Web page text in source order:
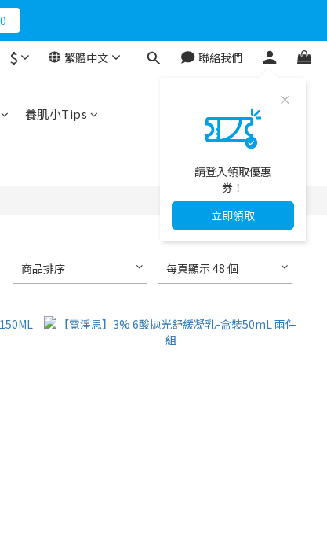
$ 繁體中文 聯絡我們
請登入領取優惠
券！
立即領取
養肌小Tips
商品排序 每頁顯示 48 個